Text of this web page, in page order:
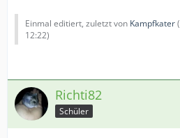
Einmal editiert, zuletzt von Kampfkater(
12:22)
Richti82
Schüler